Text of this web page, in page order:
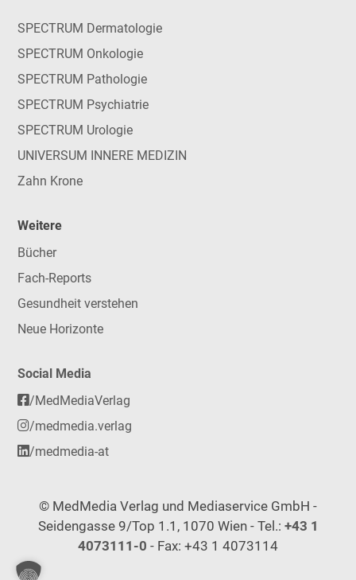
SPECTRUM Dermatologie
SPECTRUM Onkologie
SPECTRUM Pathologie
SPECTRUM Psychiatrie
SPECTRUM Urologie
UNIVERSUM INNERE MEDIZIN
Zahn Krone
Weitere
Bücher
Fach-Reports
Gesundheit verstehen
Neue Horizonte
Social Media
/MedMediaVerlag
/medmedia.verlag
/medmedia-at
© MedMedia Verlag und Mediaservice GmbH -
Seidengasse 9/Top 1.1, 1070 Wien - Tel.: +43 1
4073111-0 - Fax: +43 1 4073114